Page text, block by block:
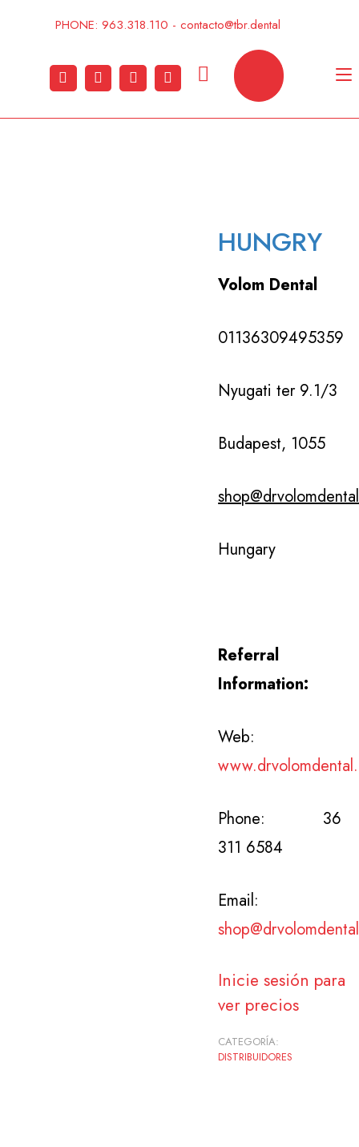
contenido
PHONE: 963.318.110 - contacto@tbr.dental
HUNGRY
Volom Dental
01136309495359
Nyugati ter 9.1/3
Budapest, 1055
Hungary
Referral
Information:
Web:
Phone: 36
311 6584
Email:
Inicie sesión para
ver precios
CATEGORÍA:
DISTRIBUIDORES